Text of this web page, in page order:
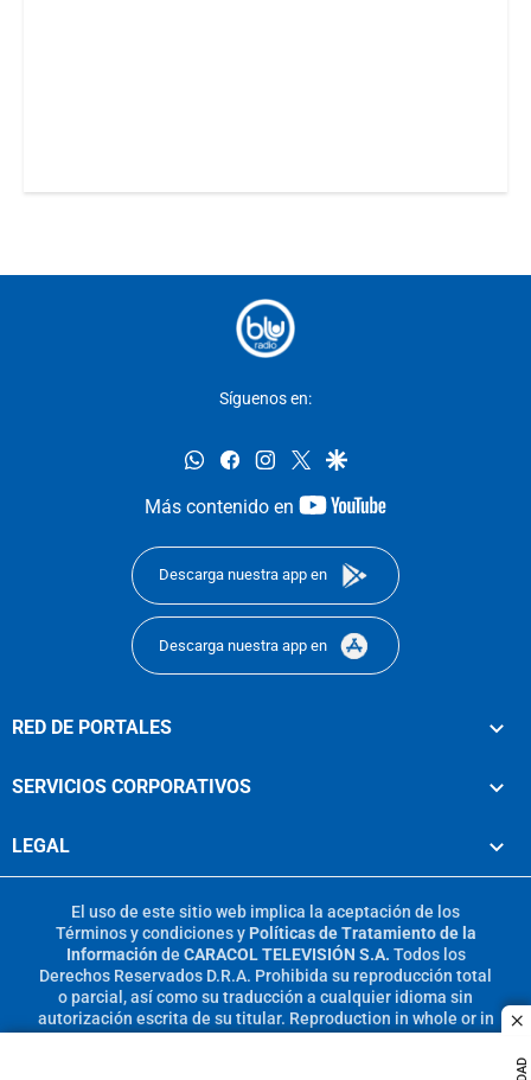
Síguenos en:
whatsappfacebookinstagram
twittergoogle
Más contenido en
youtube-
Descarga nuestra app en
Descarga nuestra app en
RED DE PORTALES
SERVICIOS CORPORATIVOS
LEGAL
El uso de este sitio web implica la aceptación de los
Términos y condicionesy Políticas de Tratamiento de la
Información de CARACOL TELEVISIÓN S.A. Todos los
Derechos Reservados D.R.A. Prohibida su reproducción total
o parcial, así como su traducción a cualquier idioma sin
autorización escrita de su titular. Reproduction in whole or in